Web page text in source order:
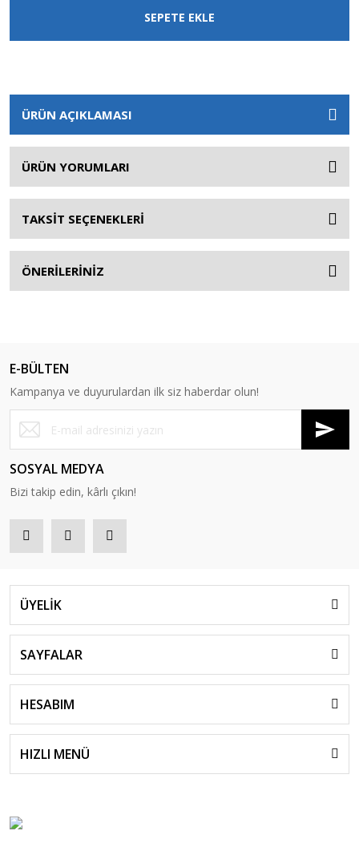
SEPETE EKLE
ÜRÜN AÇIKLAMASI
ÜRÜN YORUMLARI
TAKSİT SEÇENEKLERİ
ÖNERİLERİNİZ
E-BÜLTEN
Kampanya ve duyurulardan ilk siz haberdar olun!
SOSYAL MEDYA
Bizi takip edin, kârlı çıkın!
ÜYELİK
SAYFALAR
HESABIM
HIZLI MENÜ